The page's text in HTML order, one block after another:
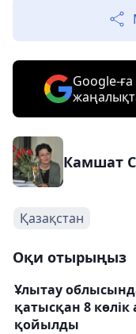
Google-
Камшат
Қазақстан
Оқи отырыңыз
Ұлытау
қатысқан 8
қойылды